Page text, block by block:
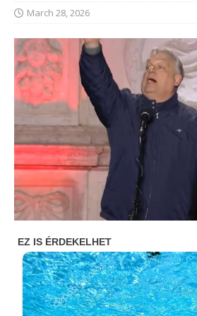
March 28, 2026